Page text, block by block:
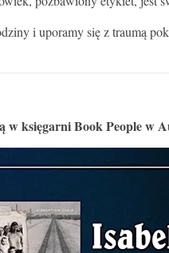
i uporamy się z traumą
w księgarni Book People w